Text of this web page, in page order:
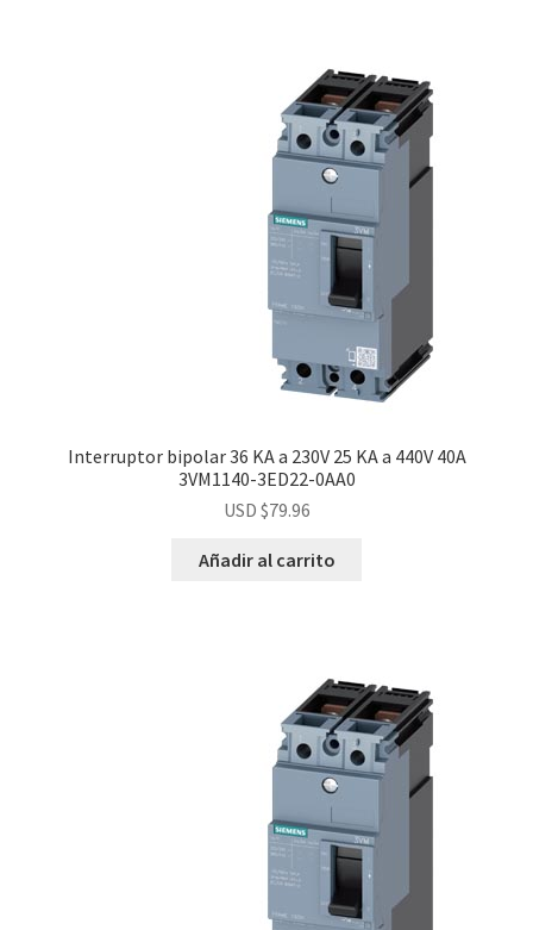
Interruptor bipolar 36 KA a 230V 25 KA a 440V 40A
3VM1140-3ED22-0AA0
USD $79.96
Añadir al carrito